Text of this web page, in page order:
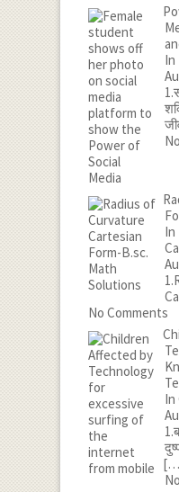
In
In
No Comments
In